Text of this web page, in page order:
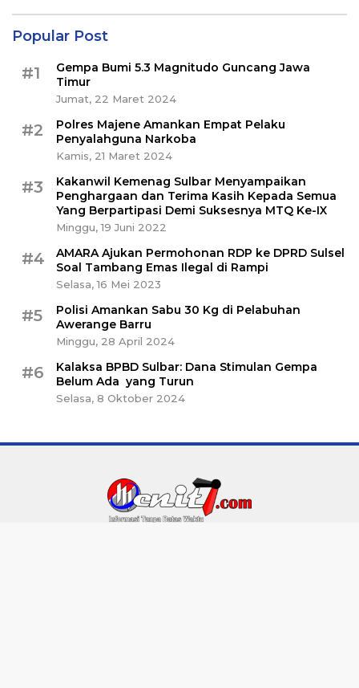
Popular Post
#1
Gempa Bumi 5.3 Magnitudo Guncang Jawa
Timur
Jumat, 22 Maret 2024
#2
Polres Majene Amankan Empat Pelaku
Penyalahguna Narkoba
Kamis, 21 Maret 2024
#3
Kakanwil Kemenag Sulbar Menyampaikan
Penghargaan dan Terima Kasih Kepada Semua
Yang Berpartipasi Demi Suksesnya MTQ Ke-IX
Minggu, 19 Juni 2022
#4
AMARA Ajukan Permohonan RDP ke DPRD Sulsel
Soal Tambang Emas Ilegal di Rampi
Selasa, 16 Mei 2023
#5
Polisi Amankan Sabu 30 Kg di Pelabuhan
Awerange Barru
Minggu, 28 April 2024
#6
Kalaksa BPBD Sulbar: Dana Stimulan Gempa
Belum Ada yang Turun
Selasa, 8 Oktober 2024